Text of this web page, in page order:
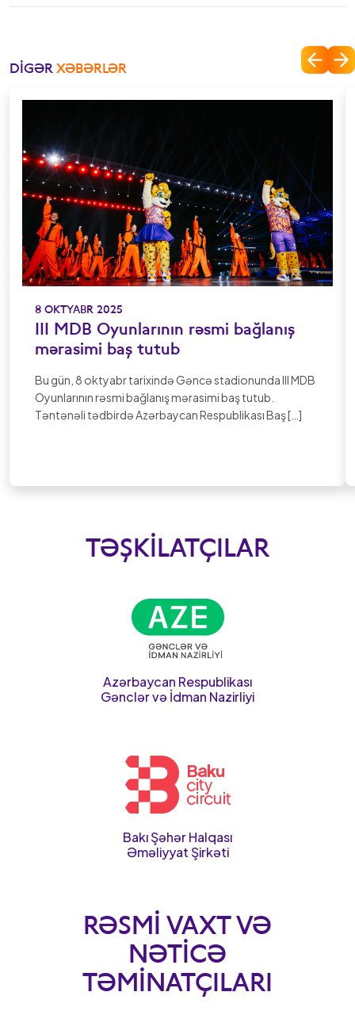
DIGƏRXƏBƏRLƏR
8 OKTYABR 2025
III MDB Oyunlarının rəsmi bağlanış
mərasimi baş tutub
Bu gün, 8 oktyabr tarixində Gəncə stadionunda III MDB
Oyunlarının rəsmi bağlanış mərasimi baş tutub.
Təntənəli tədbirdə Azərbaycan Respublikası Baş […]
TƏŞKILATÇILAR
Azərbaycan Respublikası
Gənclər və İdman Nazirliyi
Bakı Şəhər Halqası
Əməliyyat Şirkəti
RƏSMI VAXT VƏ
NƏTICƏ
TƏMINATÇILARI